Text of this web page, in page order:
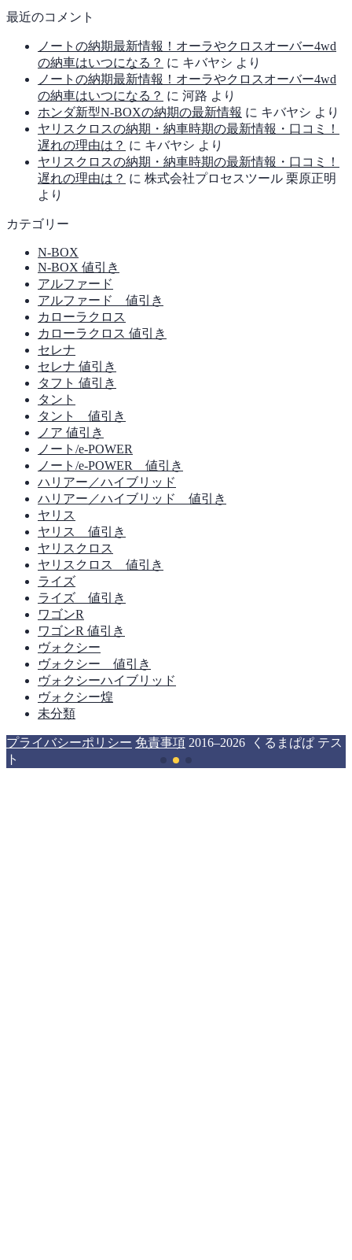
最近のコメント
ノートの納期最新情報！オーラやクロスオーバー4wd
の納車はいつになる？ に キバヤシ より
ノートの納期最新情報！オーラやクロスオーバー4wd
の納車はいつになる？ に 河路 より
ホンダ新型N-BOXの納期の最新情報 に キバヤシ より
ヤリスクロスの納期・納車時期の最新情報・口コミ！
遅れの理由は？ に キバヤシ より
ヤリスクロスの納期・納車時期の最新情報・口コミ！
遅れの理由は？ に 株式会社プロセスツール 栗原正明
より
カテゴリー
N-BOX
N-BOX 値引き
アルファード
アルファード 値引き
カローラクロス
カローラクロス 値引き
セレナ
セレナ 値引き
タフト 値引き
タント
タント 値引き
ノア 値引き
ノート/e-POWER
ノート/e-POWER 値引き
ハリアー／ハイブリッド
ハリアー／ハイブリッド 値引き
ヤリス
ヤリス 値引き
ヤリスクロス
ヤリスクロス 値引き
ライズ
ライズ 値引き
ワゴンR
ワゴンR 値引き
ヴォクシー
ヴォクシー 値引き
ヴォクシーハイブリッド
ヴォクシー煌
未分類
プライバシーポリシー 免責事項 2016–2026 くるまぱぱ テス
ト